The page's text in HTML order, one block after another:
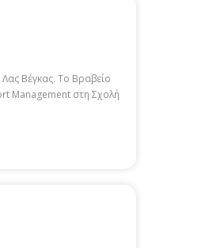
Βέγκας. Το Βραβείο
Management στη Σχολή